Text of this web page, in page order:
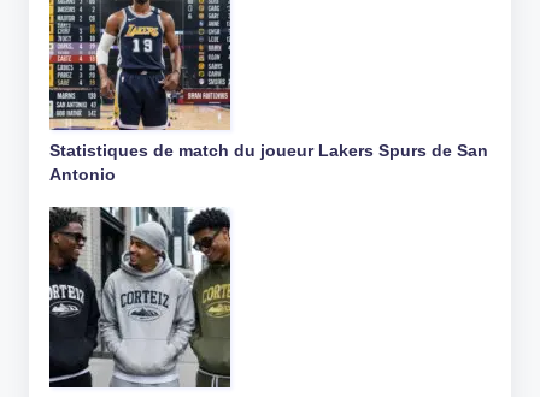
Statistiques de match du joueur Lakers Spurs de San
Antonio